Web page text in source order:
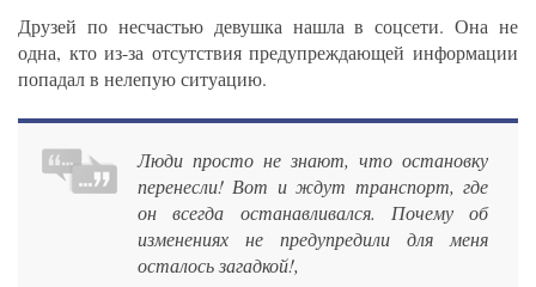
Друзей по несчастью девушка нашла в соцсети. Она не
одна, кто из-за отсутствия предупреждающей информации
попадал в нелепую ситуацию.
Люди просто не знают, что остановку
перенесли! Вот и ждут транспорт, где
он всегда останавливался. Почему об
изменениях не предупредили для меня
осталось загадкой!,